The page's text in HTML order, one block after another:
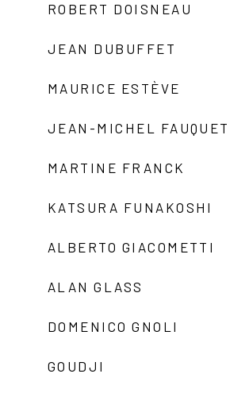
ROBERT DOISNEAU
JEAN DUBUFFET
MAURICE ESTÈVE
JEAN-MICHEL FAUQUET
MARTINE FRANCK
KATSURA FUNAKOSHI
ALBERTO GIACOMETTI
ALAN GLASS
DOMENICO GNOLI
GOUDJI